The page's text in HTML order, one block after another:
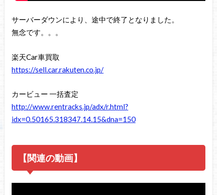
サーバーダウンにより、途中で終了となりました。
無念です。。。
楽天Car車買取
https://sell.car.rakuten.co.jp/
カービュー 一括査定
http://www.rentracks.jp/adx/r.html?
idx=0.50165.318347.14.15&dna=150
【関連の動画】